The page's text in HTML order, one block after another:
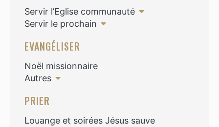
Servir l’Eglise communauté
Servir le prochain
EVANGÉLISER
Noël missionnaire
Autres
PRIER
Louange et soirées Jésus sauve